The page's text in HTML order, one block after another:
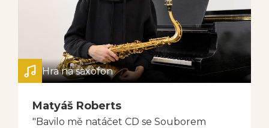
Hra na saxofon
Matyáš Roberts
"Bavilo mě natáčet CD se Souborem